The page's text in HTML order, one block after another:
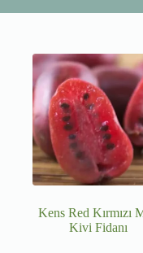
Kens Red Kırmızı
Kivi Fidanı